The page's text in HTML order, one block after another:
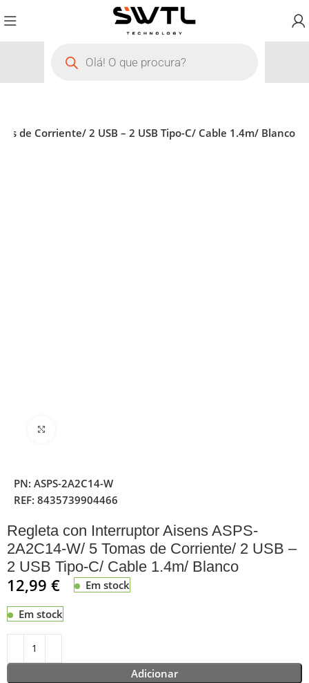
de Corriente/ 2 USB – 2 USB Tipo-C/ Cable 1.4m/ Blanco
PN:ASPS-2A2C14-W
REF:8435739904466
Regleta con Interruptor Aisens ASPS-
2A2C14-W/ 5 Tomas de Corriente/ 2 USB –
2 USB Tipo-C/ Cable 1.4m/ Blanco
12,99€ Em stock
Em stock
Adicionar